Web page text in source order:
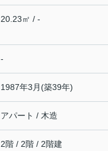
20.23㎡ / -
-
1987年3月(築39年)
アパート / 木造
2階 / 2階 / 2階建